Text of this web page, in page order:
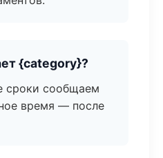
{category}?
сроки сообщаем
время — после